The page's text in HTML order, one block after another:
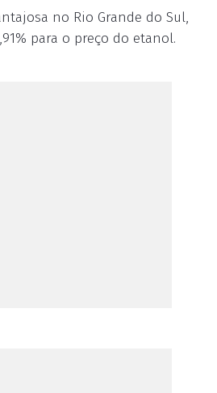
no Rio Grande do Sul,
para o preço do etanol.